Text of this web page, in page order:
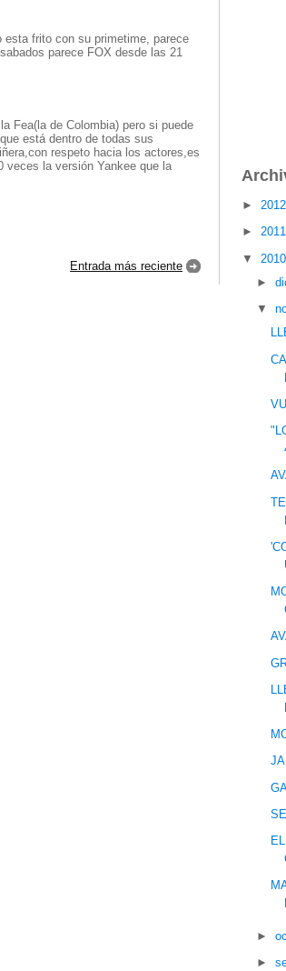
esta frito con su primetime, parece
parece FOX desde las 21
Fea(la de Colombia) pero si puede
está dentro de todas sus
respeto hacia los actores,es
veces la versión Yankee que la
Entrada más reciente
►
►
▼
►
▼
►
►